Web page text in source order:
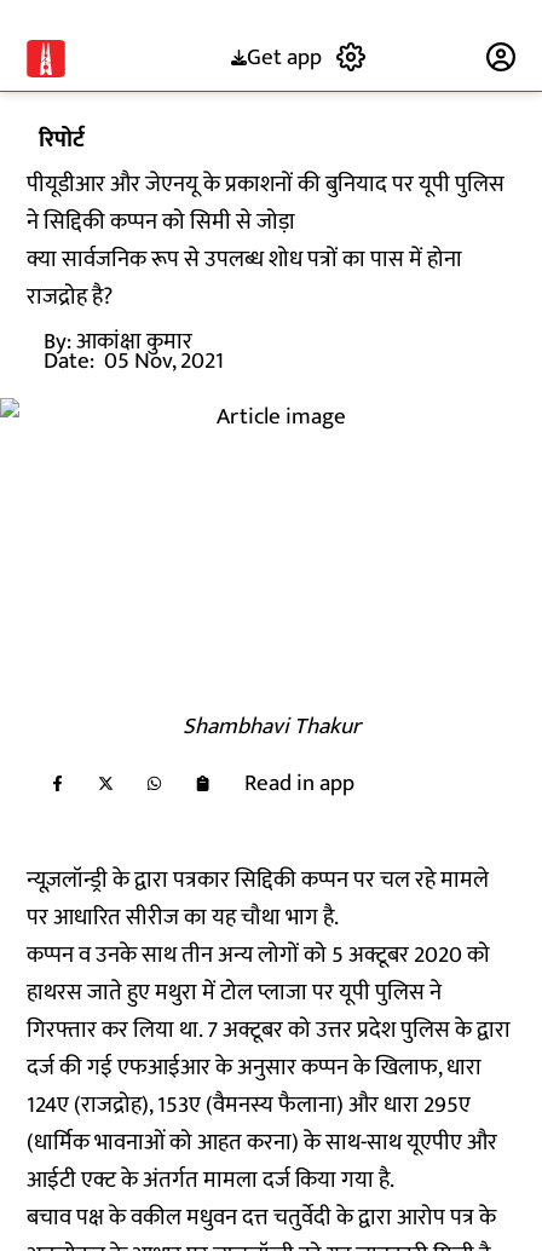
Get app
रिपोर्ट
पीयूडीआर और जेएनयू के प्रकाशनों की बुनियाद पर यूपी पुलिस
ने सिद्दिकी कप्पन को सिमी से जोड़ा
क्या सार्वजनिक रूप से उपलब्ध शोध पत्रों का पास में होना
राजद्रोह है?
By:आकांक्षा कुमार
Date: 05 Nov, 2021
Shambhavi Thakur
Read in app
न्यूज़लॉन्ड्री के द्वारा पत्रकार सिद्दिकी कप्पन पर चल रहे मामले
पर आधारित सीरीज का यह चौथा भाग है.
कप्पन व उनके साथ तीन अन्य लोगों को 5 अक्टूबर 2020 को
हाथरस जाते हुए मथुरा में टोल प्लाजा पर यूपी पुलिस ने
गिरफ्तारकर लिया था. 7 अक्टूबर को उत्तर प्रदेश पुलिस के द्वारा
दर्ज की गई एफआईआर के अनुसार कप्पन के खिलाफ, धारा
124ए (राजद्रोह), 153ए (वैमनस्य फैलाना) और धारा 295ए
(धार्मिक भावनाओं को आहत करना) के साथ-साथ यूएपीए और
आईटी एक्ट के अंतर्गत मामला दर्ज किया गया है.
बचाव पक्ष के वकील मधुवन दत्त चतुर्वेदी के द्वारा आरोप पत्र के